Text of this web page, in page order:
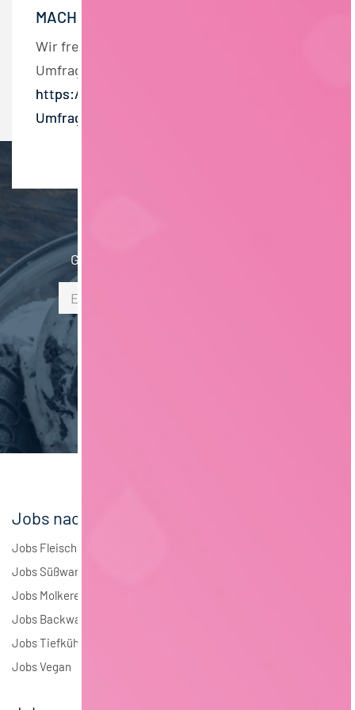
MACH MIT!
Wir freuen uns, wenn auch Du bei der Online-
Umfrage mitmachst:
https://de.surveymonkey.com/r/foodjobs-
Umfrage-Einstiegsgehalt
Gib hier Deine E-Mail Adresse ein:
Jobs nach Branchen
Jobs Fleisch
Jobs Süßwaren
Jobs Molkerei
Jobs Backwaren
Jobs Tiefkühlkost
Jobs Vegan